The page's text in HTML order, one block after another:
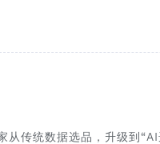
传统数据选品，升级到